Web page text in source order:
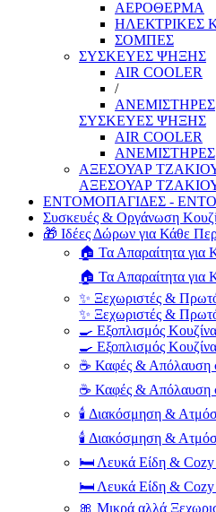
ΑΕΡΟΘΕΡΜΑ
ΗΛΕΚΤΡΙΚΕΣ
ΣΟΜΠΕΣ
ΣΥΣΚΕΥΕΣ ΨΗΞΗΣ
AIR COOLER
/
ΑΝΕΜΙΣΤΗΡΕΣ
ΣΥΣΚΕΥΕΣ ΨΗΞΗΣ
AIR COOLER
ΑΝΕΜΙΣΤΗΡΕΣ
ΑΞΕΣΟΥΑΡ
ΑΞΕΣΟΥΑΡ
ΕΝΤΟΜΟΠΑΓΙΔΕΣ -
Συσκευές & Οργάνωση
🎁 Ιδέες Δώρων για Κάθε
🏠 Τα Απαραίτητα για
🏠 Τα Απαραίτητα για
✨ Ξεχωριστές &
✨ Ξεχωριστές &
🍳 Εξοπλισμός
🍳 Εξοπλισμός
☕ Καφές & Απόλαυση
☕ Καφές & Απόλαυση
🕯️ Διακόσμηση &
🕯️ Διακόσμηση &
🛏️ Λευκά Είδη & Cozy
🛏️ Λευκά Είδη & Cozy
🎀 Μικρά αλλά